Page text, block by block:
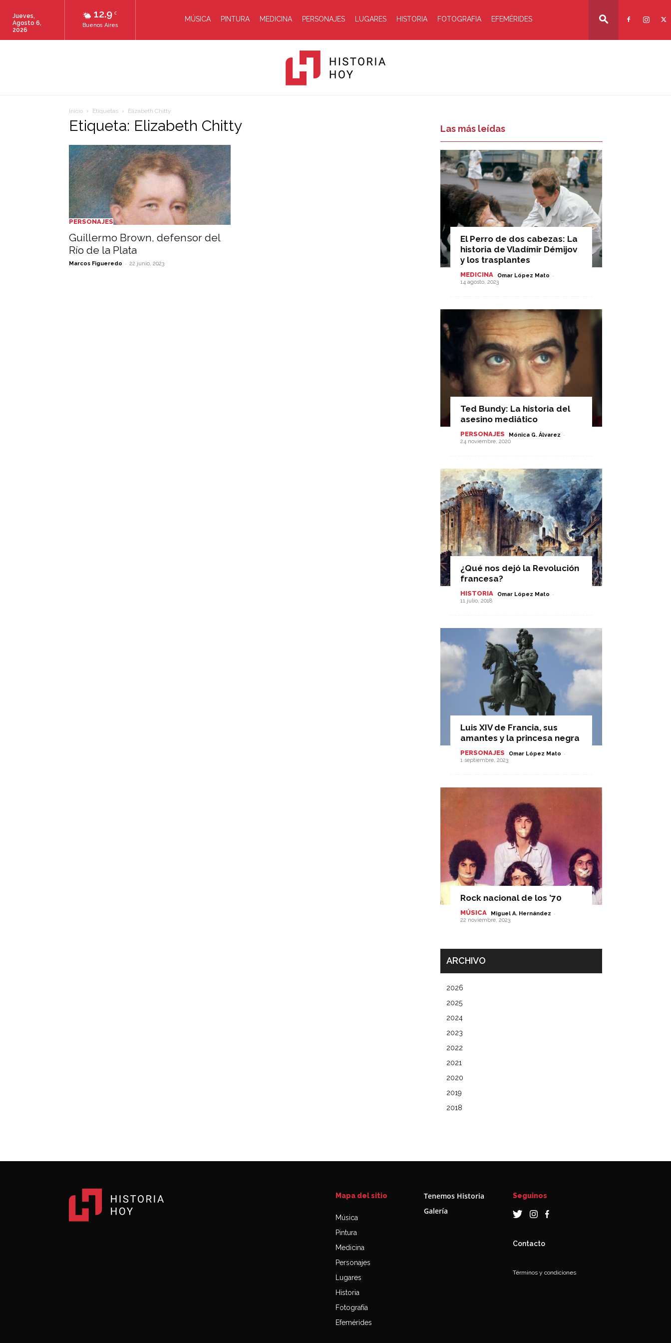
12.9 C
Buenos Aires
Jueves,
Agosto 6,
2026
MÚSICA PINTURA MEDICINA PERSONAJES LUGARES HISTORIA FOTOGRAFIA EFEMÉRIDES
Inicio Etiquetas Elizabeth Chitty
Etiqueta: Elizabeth Chitty
PERSONAJES
Guillermo Brown, defensor del
Río de la Plata
Marcos Figueredo - 22 junio, 2023
Las más leídas
El Perro de dos cabezas: La
historia de Vladímir Démijov
y los trasplantes
MEDICINA Omar López Mato -
14 agosto, 2023
Ted Bundy: La historia del
asesino mediático
PERSONAJES Mónica G. Álvarez -
24 noviembre, 2020
¿Qué nos dejó la Revolución
francesa?
HISTORIA Omar López Mato -
11 julio, 2018
Luis XIV de Francia, sus
amantes y la princesa negra
PERSONAJES Omar López Mato -
1 septiembre, 2023
Rock nacional de los ’70
MÚSICA Miguel A. Hernández -
22 noviembre, 2023
ARCHIVO
2026
2025
2024
2023
2022
2021
2020
2019
2018
Mapa del sitio
Música
Pintura
Medicina
Personajes
Lugares
Historia
Fotografía
Efemérides
Tenemos Historia
Galería
Seguinos
Contacto
Términos y condiciones